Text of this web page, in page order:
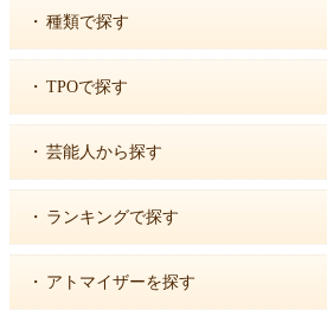
・ 種類で探す
・ TPOで探す
・ 芸能人から探す
・ ランキングで探す
・ アトマイザーを探す